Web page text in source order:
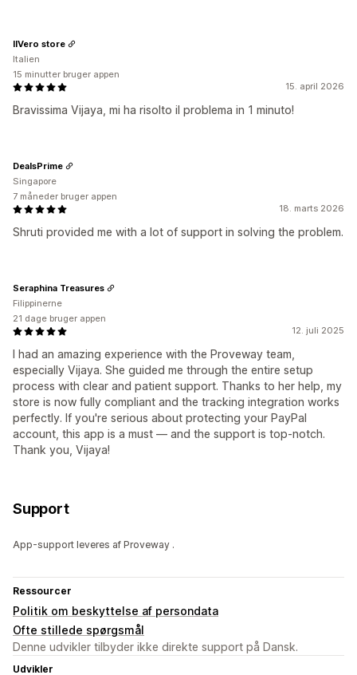
15. april 2026
Bravissima Vijaya, mi ha risolto il problema in 1 minuto!
IlVero store
Italien
15 minutter bruger appen
18. marts 2026
Shruti provided me with a lot of support in solving the problem.
DealsPrime
Singapore
7 måneder bruger appen
12. juli 2025
I had an amazing experience with the Proveway team,
especially Vijaya. She guided me through the entire setup
process with clear and patient support. Thanks to her help, my
store is now fully compliant and the tracking integration works
perfectly. If you're serious about protecting your PayPal
account, this app is a must — and the support is top-notch.
Thank you, Vijaya!
Seraphina Treasures
Filippinerne
21 dage bruger appen
Support
App-support leveres af Proveway .
Ressourcer
Politik om beskyttelse af persondata
Ofte stillede spørgsmål
Denne udvikler tilbyder ikke direkte support på Dansk.
Udvikler